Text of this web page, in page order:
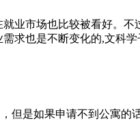
市场也比较被看好。不
求也是不断变化的,文科
是如果申请不到公寓的